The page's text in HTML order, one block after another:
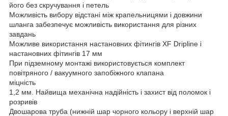
його без скручування і петель
Можливість вибору відстані між крапельницями і довжини
шланга забезпечує можливість використання для різних
завдань
Можливе використання настановних фітингів XF Dripline і
настановних фітингів 17 мм
При підземному монтажі використовується комплект
повітряного / вакуумного запобіжного клапана
міцність
1,2 мм. Найвища механічна надійність і захист від поломок і
розривів
Двошарова труба (нижній шар чорного кольору і верхній шар